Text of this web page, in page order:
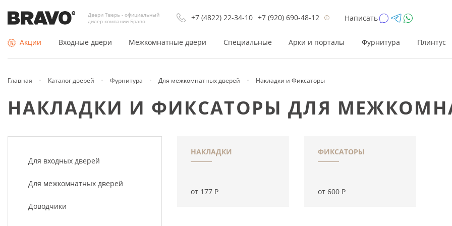
Двери Тверь - официальный
дилер компании Браво
+7 (4822) 22-34-10 +7 (920) 690-48-12 Написать
Акции Входные двери
Входные двери Россия
Противопожарные двери
Тамбурные двери
Утеплённые двери
до 26 200Р
Межкомнатные двери
Двери Экошпон
Эмаль (окрашенные)
Раздвижные двери купе
Складные
до 17 800Р
Специальные Арки и порталы Фурнитура Плинтус
Главная Каталог дверей Фурнитура Для межкомнатных дверей Накладки и Фиксаторы
НАКЛАДКИ И ФИКСАТОРЫ ДЛЯ
Для входных дверей
Для межкомнатных дверей
Доводчики
НАКЛАДКИ
от 177 Р
ФИКСАТОРЫ
от 600 Р